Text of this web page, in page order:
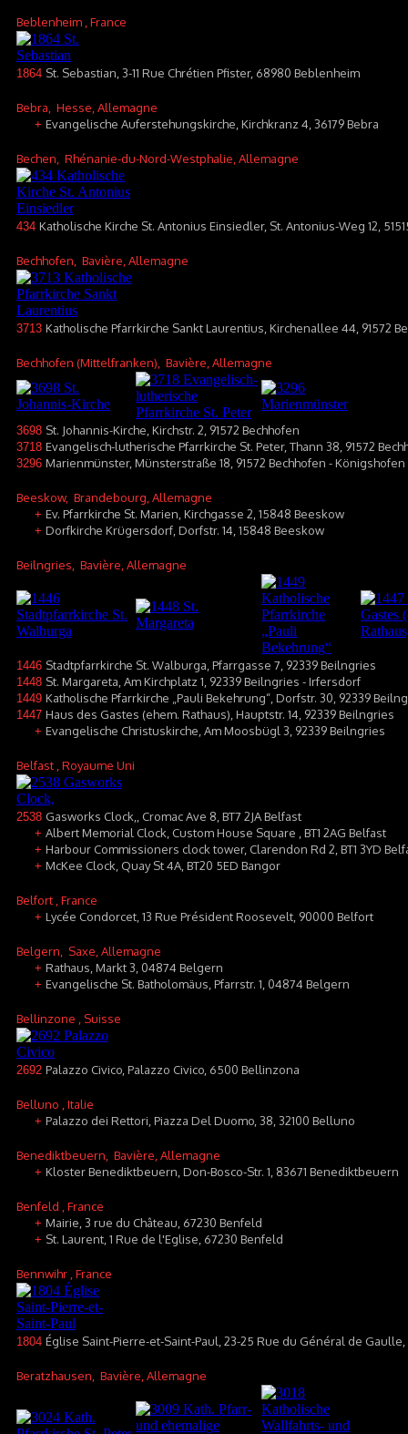
Beblenheim , France
1864 St. Sebastian, 3-11 Rue Chrétien Pfister, 68980 Beblenheim
Bebra , Hesse, Allemagne
+ Evangelische Auferstehungskirche, Kirchkranz 4, 36179 Bebra
Bechen , Rhénanie-du-Nord-Westphalie, Allemagne
434 Katholische Kirche St. Antonius Einsiedler, St. Antonius-Weg 12,
Bechhofen , Bavière, Allemagne
3713 Katholische Pfarrkirche Sankt Laurentius, Kirchenallee 44, 91572
Bechhofen (Mittelfranken) , Bavière, Allemagne
3698 St. Johannis-Kirche, Kirchstr. 2, 91572 Bechhofen
3718 Evangelisch-lutherische Pfarrkirche St. Peter, Thann 38, 91572
3296 Marienmünster, Münsterstraße 18, 91572 Bechhofen -
Beeskow, Brandebourg, Allemagne
+ Ev. Pfarrkirche St. Marien, Kirchgasse 2, 15848 Beeskow
+ Dorfkirche Krügersdorf, Dorfstr. 14, 15848 Beeskow
Beilngries , Bavière, Allemagne
1446 Stadtpfarrkirche St. Walburga, Pfarrgasse 7, 92339 Beilngries
1448 St. Margareta, Am Kirchplatz 1, 92339 Beilngries - Irfersdorf
1449 Katholische Pfarrkirche „Pauli Bekehrung“, Dorfstr. 30, 92339
1447 Haus des Gastes (ehem. Rathaus), Hauptstr. 14, 92339 Beilngries
+ Evangelische Christuskirche, Am Moosbügl 3, 92339 Beilngries
Belfast , Royaume Uni
2538 Gasworks Clock,, Cromac Ave 8, BT7 2JA Belfast
+ Albert Memorial Clock, Custom House Square , BT1 2AG Belfast
+ Harbour Commissioners clock tower, Clarendon Rd 2, BT1 3YD
+ McKee Clock, Quay St 4A, BT20 5ED Bangor
Belfort , France
+ Lycée Condorcet, 13 Rue Président Roosevelt, 90000 Belfort
Belgern , Saxe, Allemagne
+ Rathaus, Markt 3, 04874 Belgern
+ Evangelische St. Batholomäus, Pfarrstr. 1, 04874 Belgern
Bellinzone , Suisse
2692 Palazzo Civico, Palazzo Civico, 6500 Bellinzona
Belluno , Italie
+ Palazzo dei Rettori, Piazza Del Duomo, 38, 32100 Belluno
Benediktbeuern , Bavière, Allemagne
+ Kloster Benediktbeuern, Don-Bosco-Str. 1, 83671 Benediktbeuern
Benfeld , France
+ Mairie, 3 rue du Château, 67230 Benfeld
+ St. Laurent, 1 Rue de l'Eglise, 67230 Benfeld
Bennwihr , France
1804 Église Saint-Pierre-et-Saint-Paul, 23-25 Rue du Général de
Beratzhausen , Bavière, Allemagne